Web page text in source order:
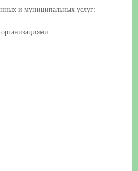
и муниципальных услуг: